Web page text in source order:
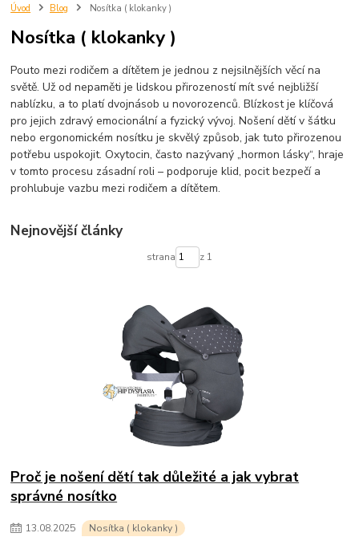
Úvod Blog Nosítka ( klokanky )
Nosítka ( klokanky )
Pouto mezi rodičem a dítětem je jednou z nejsilnějších věcí na
světě. Už od nepaměti je lidskou přirozeností mít své nejbližší
nablízku, a to platí dvojnásob u novorozenců. Blízkost je klíčová
pro jejich zdravý emocionální a fyzický vývoj. Nošení dětí v šátku
nebo ergonomickém nosítku je skvělý způsob, jak tuto přirozenou
potřebu uspokojit. Oxytocin, často nazývaný „hormon lásky“, hraje
v tomto procesu zásadní roli – podporuje klid, pocit bezpečí a
prohlubuje vazbu mezi rodičem a dítětem.
Nejnovější články
strana z 1
Proč je nošení dětí tak důležité a jak vybrat
správné nosítko
13.08.2025 Nosítka ( klokanky )